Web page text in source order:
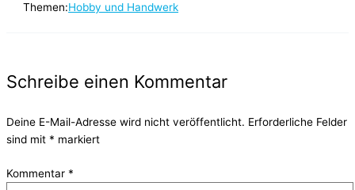
Themen:Hobby und Handwerk
Schreibe einen Kommentar
Deine E-Mail-Adresse wird nicht veröffentlicht. Erforderliche Felder
sind mit * markiert
Kommentar *